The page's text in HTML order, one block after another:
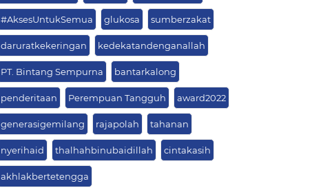
#AksesUntukSemua glukosa sumberzakat
daruratkekeringan kedekatandenganallah
PT. Bintang Sempurna bantarkalong
penderitaan Perempuan Tangguh award2022
generasigemilang rajapolah tahanan
nyerihaid thalhahbinubaidillah cintakasih
akhlakbertetengga